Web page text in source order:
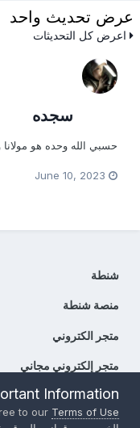
عرض تحديث واحد
اعرض كل التحديثات
سجده
حسبي الله وحده هو مولانا
June 10, 2023
شنطة
منصة شنطة
متجر الكتروني
متجر إلكتروني مجاني
حقوق الطبع والنشر
Information
to our Terms of Use